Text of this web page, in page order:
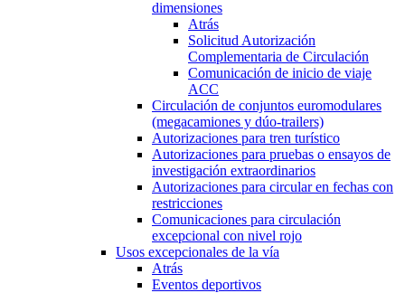
dimensiones
Atrás
Solicitud Autorización
Complementaria de Circulación
Comunicación de inicio de viaje
ACC
Circulación de conjuntos euromodulares
(megacamiones y dúo-trailers)
Autorizaciones para tren turístico
Autorizaciones para pruebas o ensayos de
investigación extraordinarios
Autorizaciones para circular en fechas con
restricciones
Comunicaciones para circulación
excepcional con nivel rojo
Usos excepcionales de la vía
Atrás
Eventos deportivos